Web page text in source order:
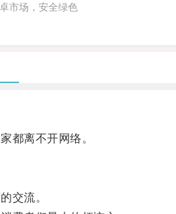
市场，安全绿色
都离不开网络。
交流。